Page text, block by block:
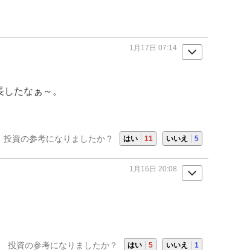
1月17日 07:14
たなぁ～。
投資の参考になりましたか？ はい 11 いいえ 5
1月16日 20:08
投資の参考になりましたか？ はい 5 いいえ 1